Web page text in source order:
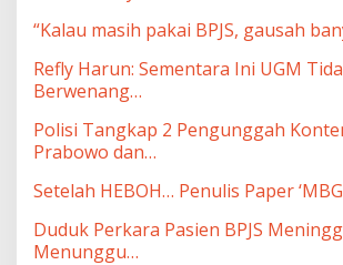
“Kalau masih pakai BPJS, gausah
Refly Harun: Sementara Ini UGM
Berwenang…
Polisi Tangkap 2 Pengunggah
Prabowo dan…
Setelah HEBOH… Penulis Paper
Duduk Perkara Pasien BPJS
Menunggu…